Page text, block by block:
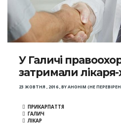
У Галичі
затримали
23 ЖОВТНЯ , 2016,BYАНОНІМ (НЕ
ПРИКАРПАТТЯ
ГАЛИЧ
ЛІКАР